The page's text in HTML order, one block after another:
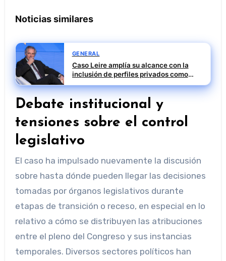
Noticias similares
GENERAL
Caso Leire amplía su alcance con la
inclusión de perfiles privados como
Francisco Javier López Buciega
Debate institucional y
tensiones sobre el control
legislativo
El caso ha impulsado nuevamente la discusión
sobre hasta dónde pueden llegar las decisiones
tomadas por órganos legislativos durante
etapas de transición o receso, en especial en lo
relativo a cómo se distribuyen las atribuciones
entre el pleno del Congreso y sus instancias
temporales. Diversos sectores políticos han